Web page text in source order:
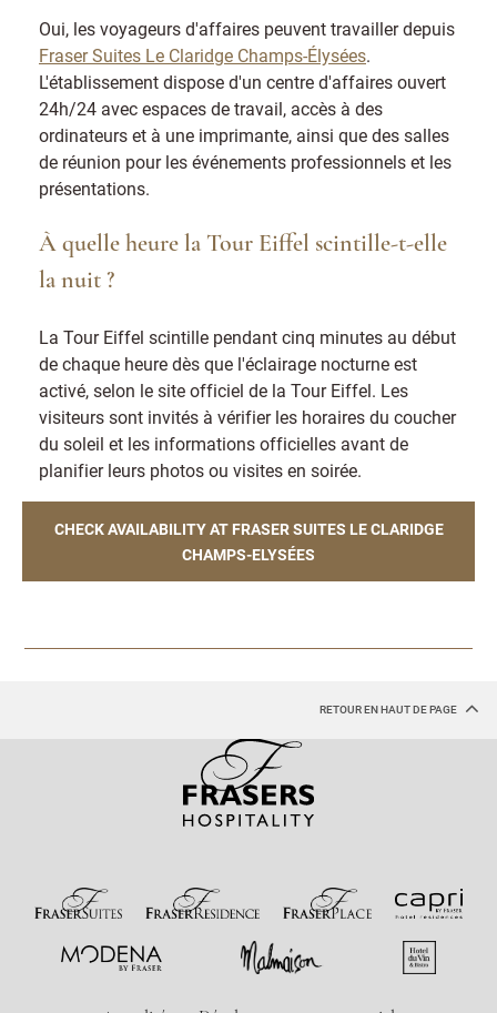
Oui, les voyageurs d'affaires peuvent travailler depuis
Fraser Suites Le Claridge Champs-Élysées.
L'établissement dispose d'un centre d'affaires ouvert
24h/24 avec espaces de travail, accès à des
ordinateurs et à une imprimante, ainsi que des salles
de réunion pour les événements professionnels et les
présentations.
À quelle heure la Tour Eiffel scintille-t-elle
la nuit ?
La Tour Eiffel scintille pendant cinq minutes au début
de chaque heure dès que l'éclairage nocturne est
activé, selon le site officiel de la Tour Eiffel. Les
visiteurs sont invités à vérifier les horaires du coucher
du soleil et les informations officielles avant de
planifier leurs photos ou visites en soirée.
CHECK AVAILABILITY AT FRASER SUITES LE CLARIDGE
CHAMPS-ELYSÉES
RETOUR EN HAUT DE PAGE